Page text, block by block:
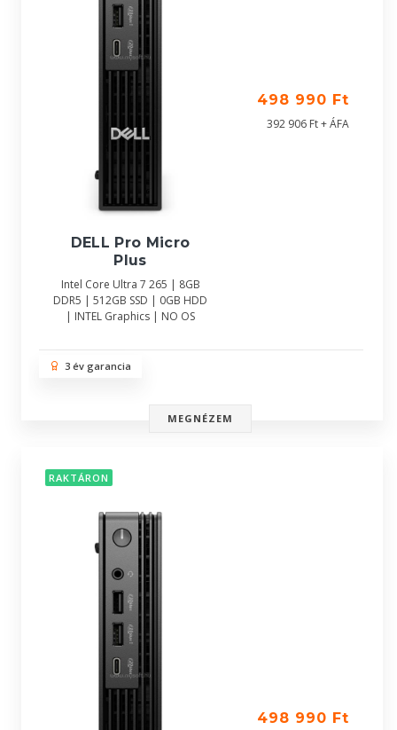
DELL Pro Micro
Plus
Intel Core Ultra 7 265 | 8GB
DDR5 | 512GB SSD | 0GB HDD
| INTEL Graphics | NO OS
498 990 Ft
392 906 Ft + ÁFA
3 év garancia
MEGNÉZEM
RAKTÁRON
498 990 Ft